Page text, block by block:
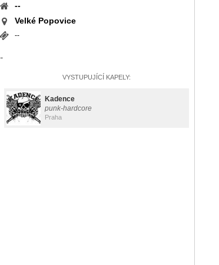
--
Velké Popovice
--
VYSTUPUJÍCÍ KAPELY:
Kadence
punk-hardcore
Praha